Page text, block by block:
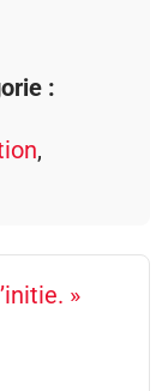
:
,
»